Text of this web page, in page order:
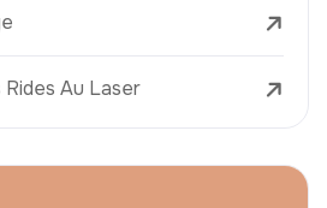
Au Laser